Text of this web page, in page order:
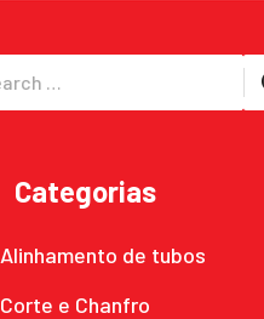
Categorias
Alinhamento de tubos
Corte e Chanfro